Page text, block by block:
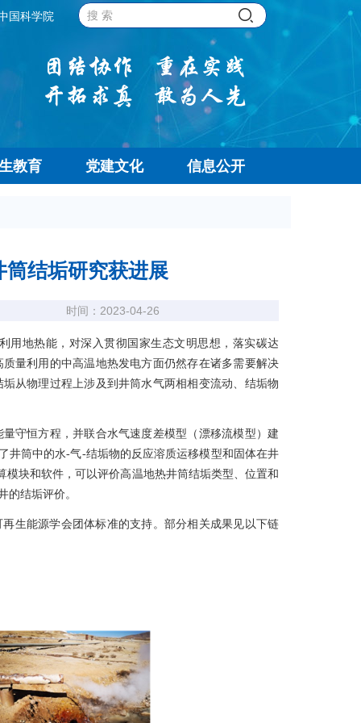
国科学院
教育 党建文化 信息公开
结垢研究获进展
时间：2023-04-26
地热能，对深入贯彻国家生态文明思想，落实碳达
量利用的中高温地热发电方面仍然存在诸多需要解决
从物理过程上涉及到井筒水气两相相变流动、结垢物
恒方程，并联合水气速度差模型（漂移流模型）建
井筒中的水-气-结垢物的反应溶质运移模型和固体在井
块和软件，可以评价高温地热井筒结垢类型、位置和
的结垢评价。
能源学会团体标准的支持。部分相关成果见以下链